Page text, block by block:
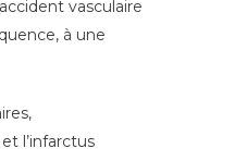
vasculaire
à une
l’infarctus